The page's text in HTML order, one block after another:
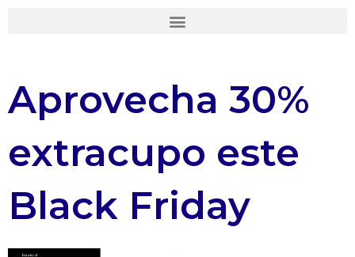
Aprovecha 30%
extracupo este
Black Friday